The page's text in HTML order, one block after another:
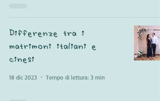
Differenze tra i
matrimoni italiani e
cinesi
18 dic 2023 Tempo di lettura: 3 min